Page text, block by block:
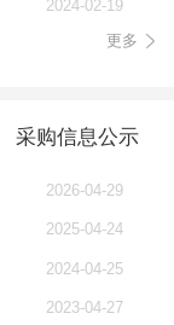
2024-02-19
更多
采购信息公示
2026-04-29
2025-04-24
2024-04-25
2023-04-27